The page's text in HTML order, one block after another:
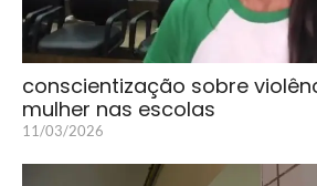
conscientização sobre
mulher nas escolas
11/03/2026